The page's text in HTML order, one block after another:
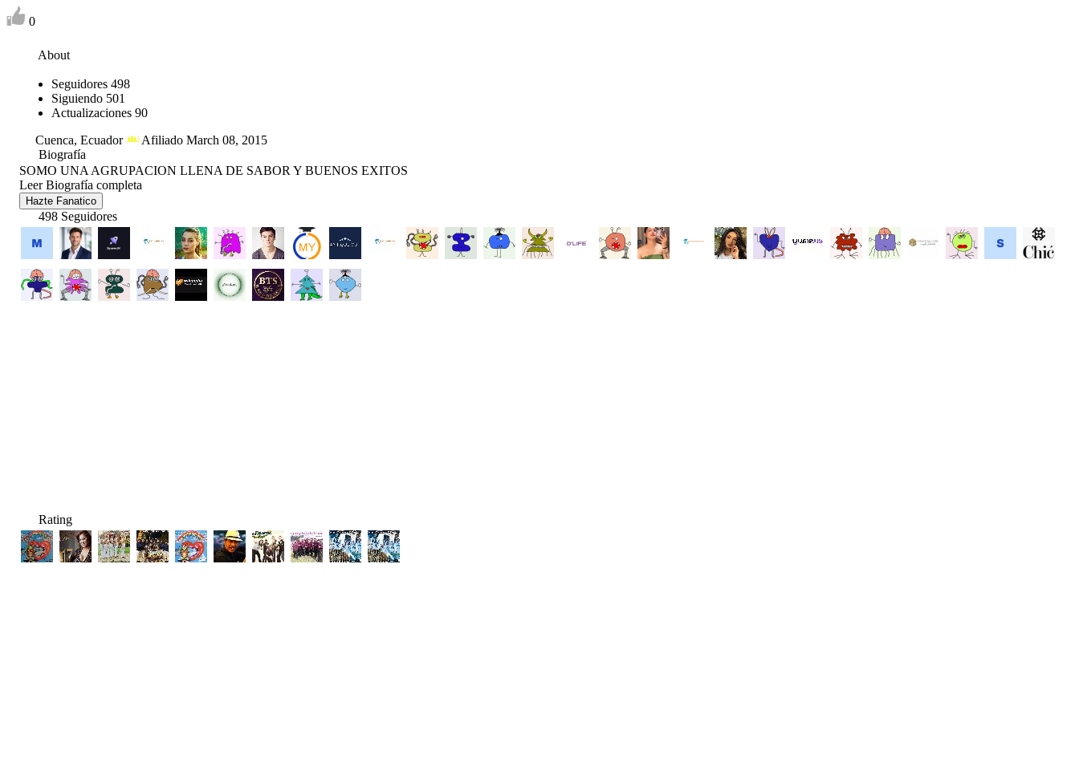
0
About
Seguidores 498
Siguiendo 501
Actualizaciones 90
Cuenca, Ecuador
Afiliado March 08, 2015
Biografía
SOMO UNA AGRUPACION LLENA DE SABOR Y BUENOS EXITOS
Leer Biografía completa
Hazte Fanatico
498 Seguidores
Rating